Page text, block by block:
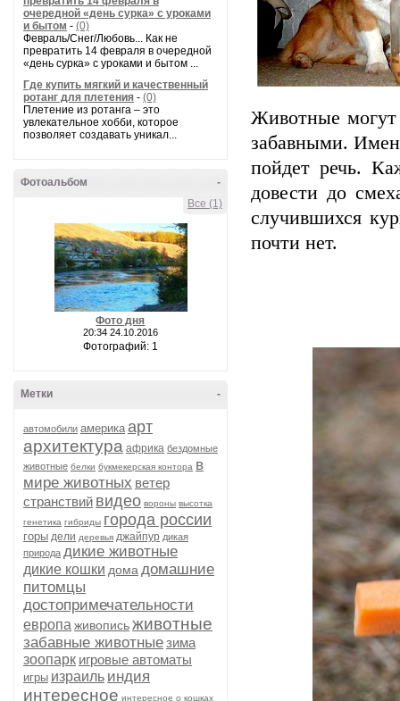
очередной «день сурка» с уроками
и бытом - (0)
Февраль/Снег/Любовь... Как не
превратить 14 февраля в очередной
«день сурка» с уроками и бытом ...
Где купить мягкий и качественный
ротанг для плетения - (0)
Плетение из ротанга – это
увлекательное хобби, которое
позволяет создавать уникал...
-
Фотоальбом
Все (1)
Фото дня
20:34 24.10.2016
Фотографий: 1
-
Метки
автомобили америка арт
архитектура африка бездомные
животные белки букмекерская контора в
мире животных ветер
странствий видео вороны высотка
генетика гибриды города россии
горы дели деревья джайпур дикая
природа дикие животные
дикие кошки дома домашние
питомцы
достопримечательности
европа живописьживотные
забавные животныезима
зоопарк игровые автоматы
игры израиль индия
интересное интересное о кошках
Животные
забавными.
пойдет речь.
довести до
случившихся
почти нет.